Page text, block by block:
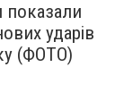
показали
ударів
(ФОТО)